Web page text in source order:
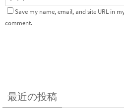
Save my name, email, and site URL in
comment.
最近の投稿